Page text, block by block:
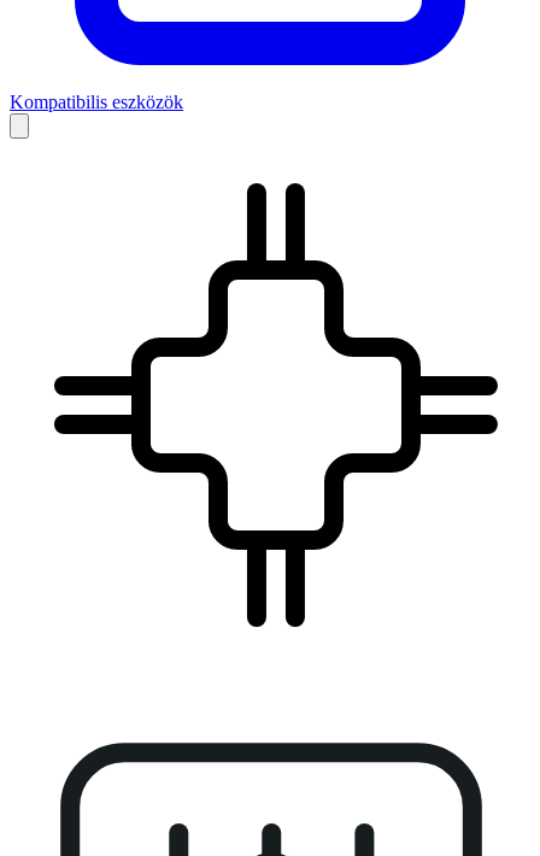
Kompatibilis eszközök